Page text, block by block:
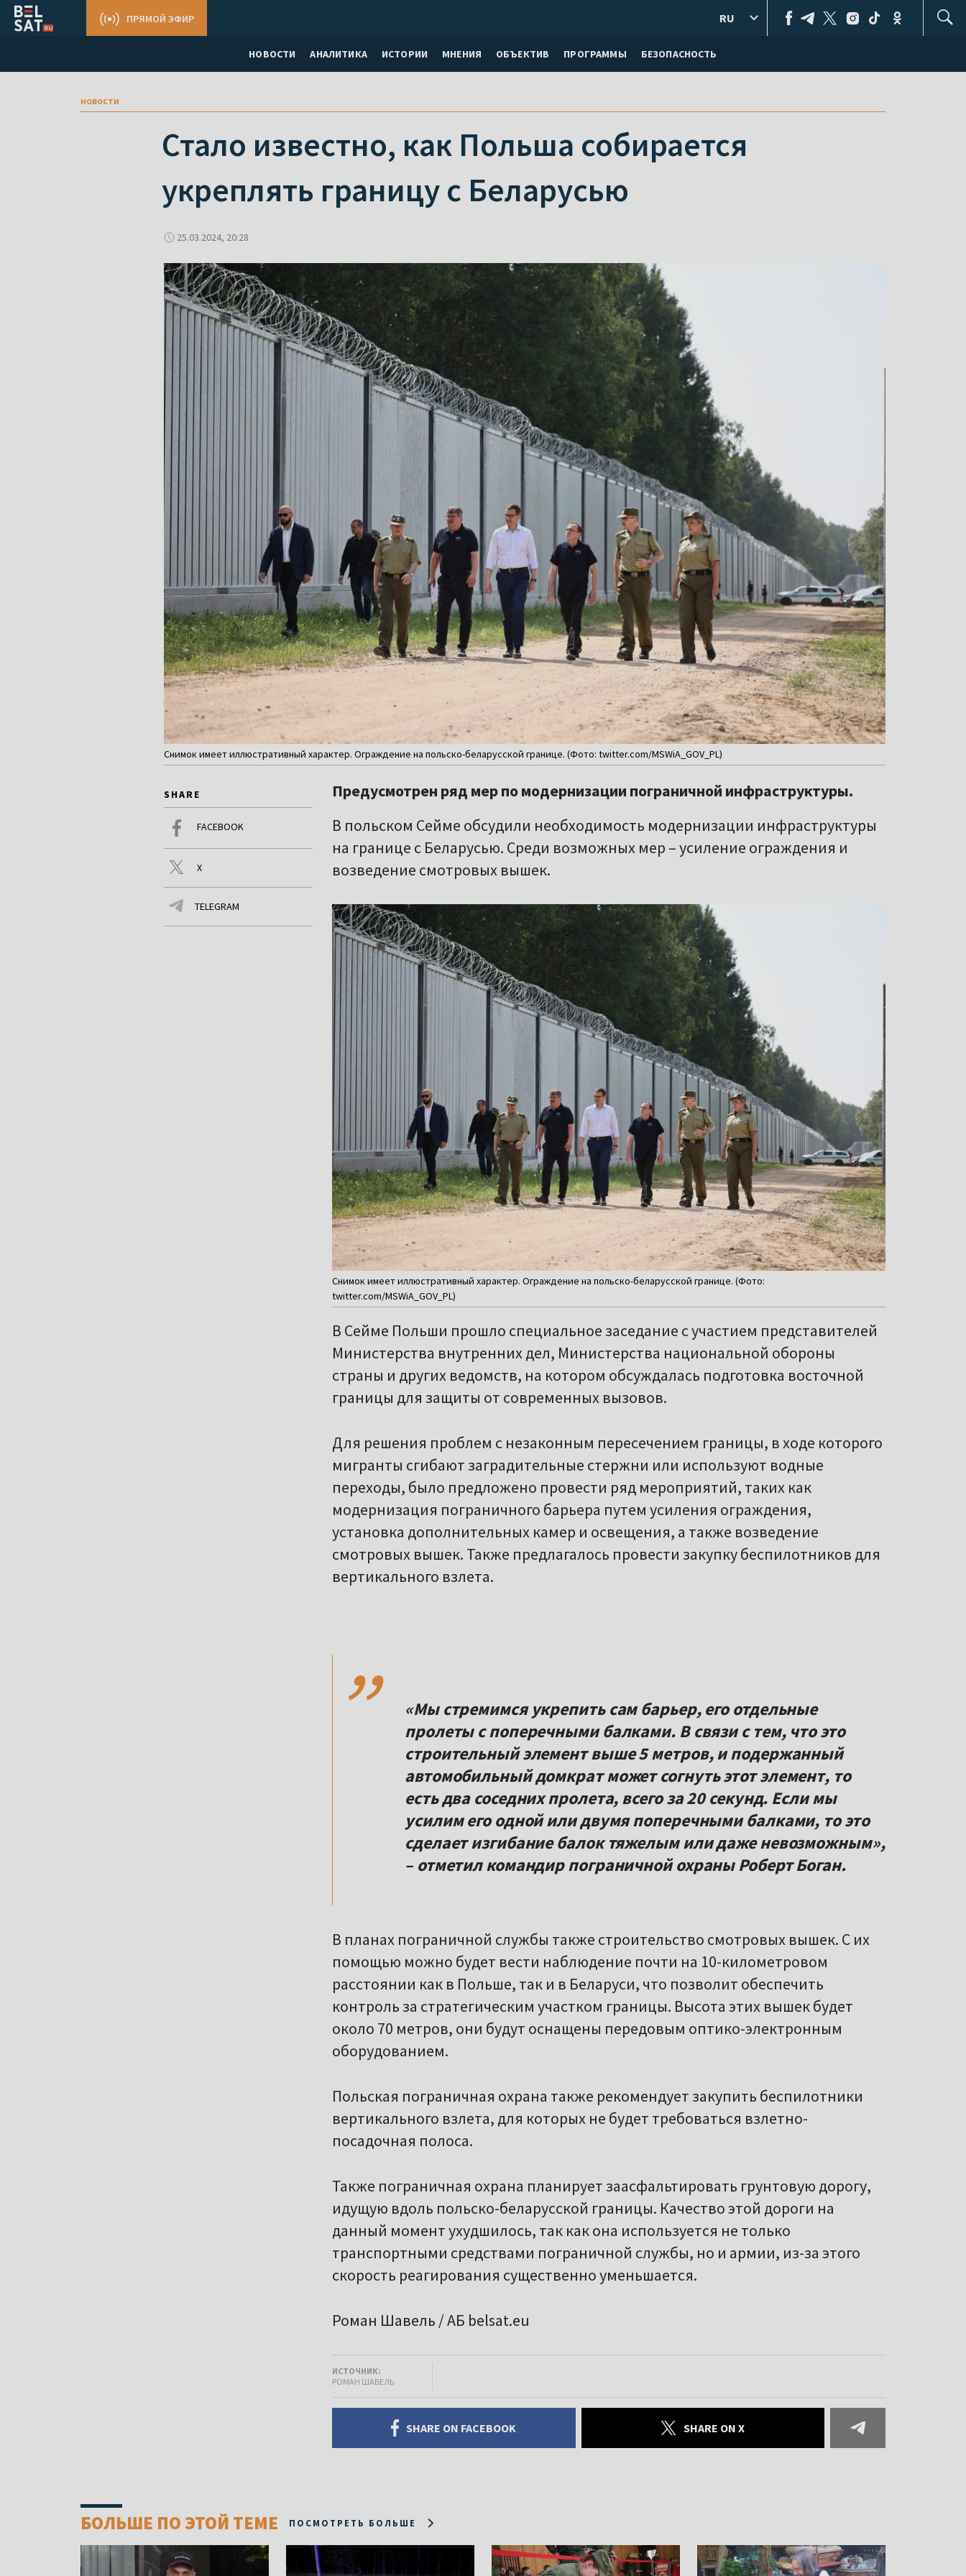
НОВОСТИ АНАЛИТИКА ИСТОРИИ МНЕНИЯ ОБЪЕКТИВ ПРОГРАММЫ БЕЗОПАСНОСТЬ
ПРЯМОЙ ЭФИР RU
новости
Стало известно, как Польша собирается
укреплять границу с Беларусью
25.03.2024, 20:28
Снимок имеет иллюстративный характер. Ограждение на польско-беларусской границе. (Фото: twitter.com/MSWiA_GOV_PL)
SHARE
FACEBOOK
X
TELEGRAM
Предусмотрен ряд мер по модернизации пограничной инфраструктуры.
В польском Сейме обсудили необходимость модернизации инфраструктуры
на границе с Беларусью. Среди возможных мер – усиление ограждения и
возведение смотровых вышек.
Снимок имеет иллюстративный характер. Ограждение на польско-беларусской границе. (Фото:
twitter.com/MSWiA_GOV_PL)
В Сейме Польши прошло специальное заседание с участием представителей
Министерства внутренних дел, Министерства национальной обороны
страны и других ведомств, на котором обсуждалась подготовка восточной
границы для защиты от современных вызовов.
Для решения проблем с незаконным пересечением границы, в ходе которого
мигранты сгибают заградительные стержни или используют водные
переходы, было предложено провести ряд мероприятий, таких как
модернизация пограничного барьера путем усиления ограждения,
установка дополнительных камер и освещения, а также возведение
смотровых вышек. Также предлагалось провести закупку беспилотников для
вертикального взлета.
,,
«Мы стремимся укрепить сам барьер, его отдельные
пролеты с поперечными балками. В связи с тем, что это
строительный элемент выше 5 метров, и подержанный
автомобильный домкрат может согнуть этот элемент, то
есть два соседних пролета, всего за 20 секунд. Если мы
усилим его одной или двумя поперечными балками, то это
сделает изгибание балок тяжелым или даже невозможным»,
– отметил командир пограничной охраны Роберт Боган.
В планах пограничной службы также строительство смотровых вышек. С их
помощью можно будет вести наблюдение почти на 10-километровом
расстоянии как в Польше, так и в Беларуси, что позволит обеспечить
контроль за стратегическим участком границы. Высота этих вышек будет
около 70 метров, они будут оснащены передовым оптико-электронным
оборудованием.
Польская пограничная охрана также рекомендует закупить беспилотники
вертикального взлета, для которых не будет требоваться взлетно-
посадочная полоса.
Также пограничная охрана планирует заасфальтировать грунтовую дорогу,
идущую вдоль польско-беларусской границы. Качество этой дороги на
данный момент ухудшилось, так как она используется не только
транспортными средствами пограничной службы, но и армии, из-за этого
скорость реагирования существенно уменьшается.
Роман Шавель / АБ belsat.eu
ИСТОЧНИК:
РОМАН ШАВЕЛЬ
SHARE ON FACEBOOK SHARE ON X
БОЛЬШЕ ПО ЭТОЙ ТЕМЕ ПОСМОТРЕТЬ БОЛЬШЕ